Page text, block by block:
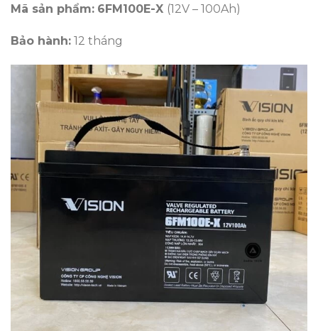
Mã sản phẩm: 6FM100E-X (12V – 100Ah)
Bảo hành: 12 tháng